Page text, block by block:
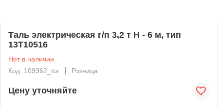
Таль электрическая г/п 3,2 т Н - 6 м, тип
13Т10516
Нет в наличии
Код: 109362_tor
Розница
Цену уточняйте